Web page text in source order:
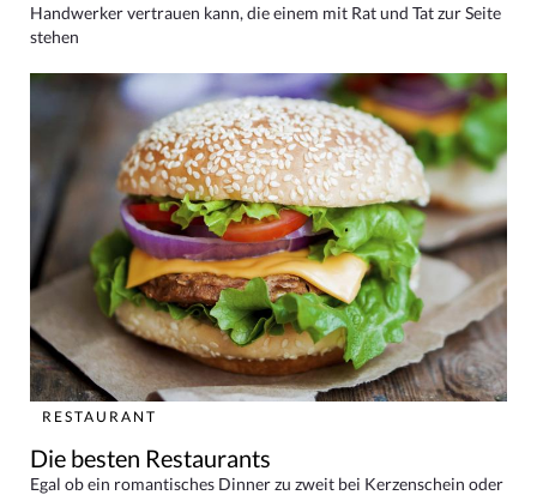
Handwerker vertrauen kann, die einem mit Rat und Tat zur Seite
stehen
RESTAURANT
Die besten Restaurants
Egal ob ein romantisches Dinner zu zweit bei Kerzenschein oder